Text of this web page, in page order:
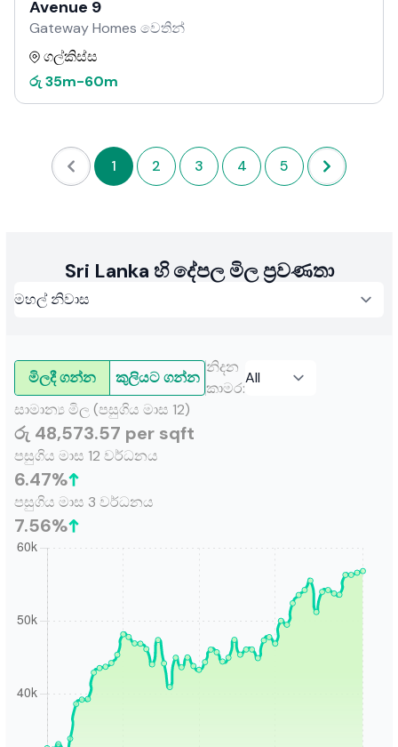
Avenue 9
Gateway Homes වෙතින්
ගල්කිස්ස
රු 35m-60m
1 2 3 4 5
Sri Lanka හි දේපල මිල ප්‍රවණතා
මිලදී ගන්න කුලියට ගන්න
නිදන
කාමර:
සාමාන්‍ය මිල (පසුගිය මාස 12)
රු 48,573.57 per sqft
පසුගිය මාස 12 වර්ධනය
6.47%
පසුගිය මාස 3 වර්ධනය
7.56%